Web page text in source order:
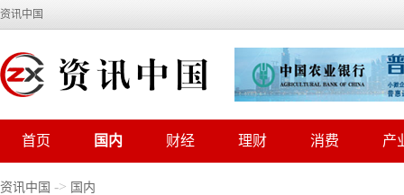
资讯中国
首页 国内 财经 理财 消费 产
资讯中国 -> 国内